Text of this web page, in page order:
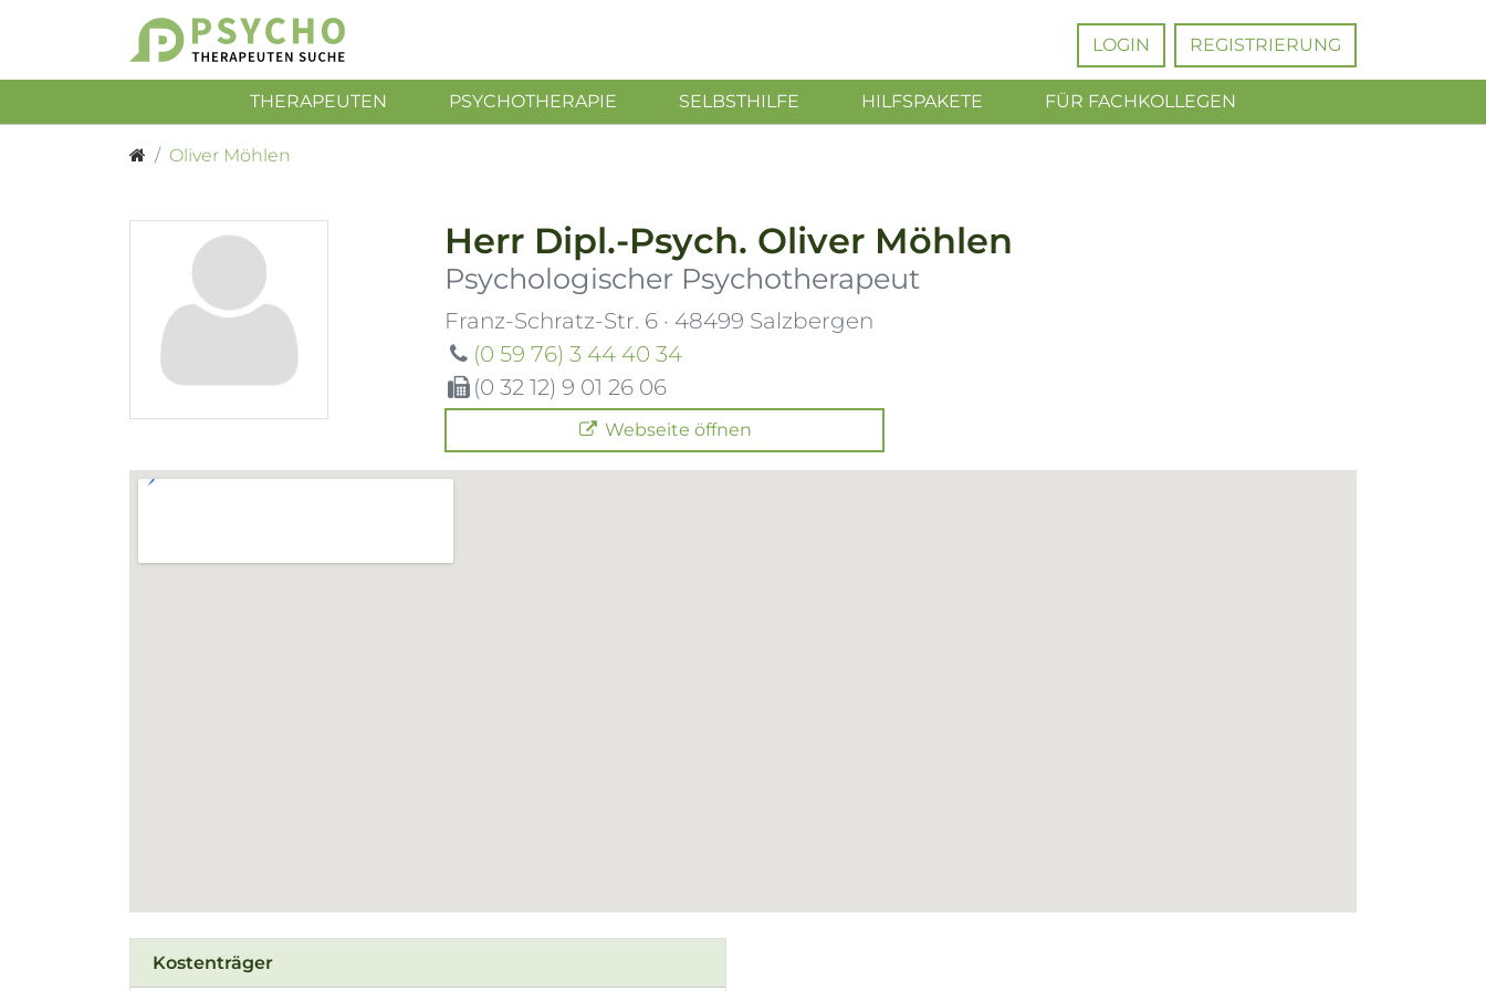
LOGIN REGISTRIERUNG
THERAPEUTEN PSYCHOTHERAPIE SELBSTHILFE HILFSPAKETE FÜR FACHKOLLEGEN
Oliver Möhlen
Herr Dipl.-Psych. Oliver Möhlen
Psychologischer Psychotherapeut
Franz-Schratz-Str. 6 · 48499 Salzbergen
(0 59 76) 3 44 40 34
(0 32 12) 9 01 26 06
Webseite öffnen
Kostenträger